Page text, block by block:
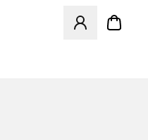
Åbner en